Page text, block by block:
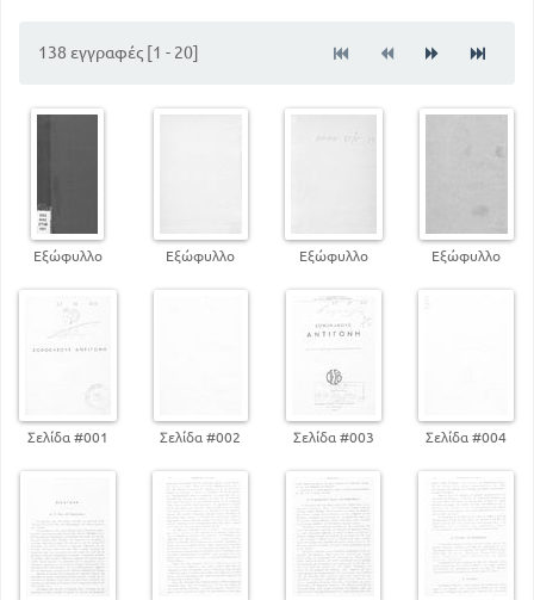
138 εγγραφές [1 - 20]
Εξώφυλλο Εξώφυλλο Εξώφυλλο Εξώφυλλο
Σελίδα #001 Σελίδα #002 Σελίδα #003 Σελίδα #004